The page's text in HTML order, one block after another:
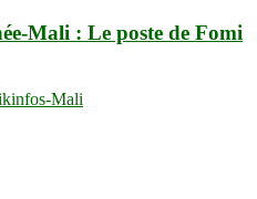
Mali : Le poste de Fomi
Mali